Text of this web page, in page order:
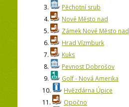
3.
Pěchotní srub
4.
Nové Město nad
5.
Zámek Nové Město nad
6.
Hrad Vízmburk
7.
Kuks
8.
Pevnost Dobrošov
9.
Golf - Nová Amerika
10.
Hvězdárna Úpice
11.
Opočno